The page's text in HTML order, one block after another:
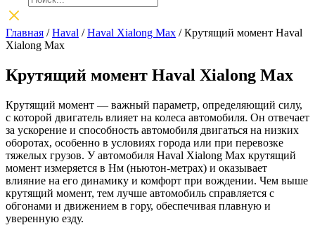
Главная /Haval /Haval Xialong Max / Крутящий момент Haval
Xialong Max
Крутящий момент Haval Xialong Max
Крутящий момент — важный параметр, определяющий силу,
с которой двигатель влияет на колеса автомобиля. Он отвечает
за ускорение и способность автомобиля двигаться на низких
оборотах, особенно в условиях города или при перевозке
тяжелых грузов. У автомобиля Haval Xialong Max крутящий
момент измеряется в Нм (ньютон-метрах) и оказывает
влияние на его динамику и комфорт при вождении. Чем выше
крутящий момент, тем лучше автомобиль справляется с
обгонами и движением в гору, обеспечивая плавную и
уверенную езду.